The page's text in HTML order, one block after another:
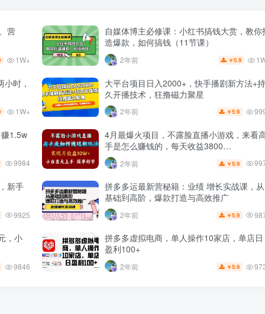
营
1W+
自媒体博主必修课：小红书搞钱大赏，教你
造爆款，如何搞钱（11节课）
2年前 ￥5.9
时，
1W+
大平台项目日入2000+，快手播剧新方法+持
久开播技术，狂撸磁力聚星
2年前 ￥5.9
1.5w
9984
4月最爆火项目，不露脸直播小游戏，来看
手是怎么赚钱的，每天收益3800…
2年前 ￥5.9
新手
9925
拼多多运最新营秘籍：业绩 增长实战课，从
基础到高阶，爆款打造与高效推广
2年前 ￥5.9
，小
9846
拼多多虚拟电商，单人操作10家店，单店日
盈利100+
2年前 ￥5.9